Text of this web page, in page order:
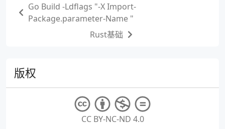
Go Build -Ldflags "-X Import-
Package.parameter-Name "
Rust基础
版权
CC BY-NC-ND 4.0